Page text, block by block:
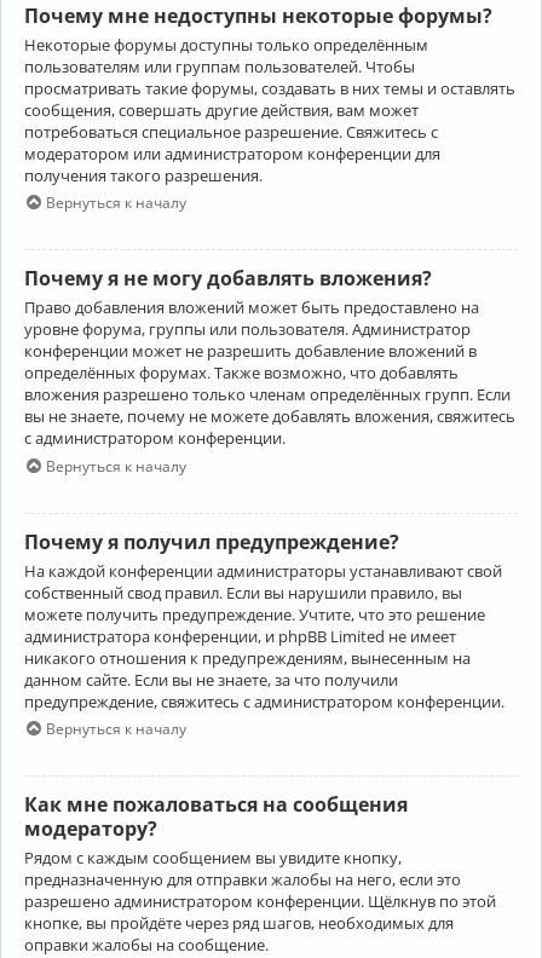
Почему мне недоступны некоторые форумы?
Некоторые форумы доступны только определённым
пользователям или группам пользователей. Чтобы
просматривать такие форумы, создавать в них темы и оставлять
сообщения, совершать другие действия, вам может
потребоваться специальное разрешение. Свяжитесь с
модератором или администратором конференции для
получения такого разрешения.
Вернуться к началу
Почему я не могу добавлять вложения?
Право добавления вложений может быть предоставлено на
уровне форума, группы или пользователя. Администратор
конференции может не разрешить добавление вложений в
определённых форумах. Также возможно, что добавлять
вложения разрешено только членам определённых групп. Если
вы не знаете, почему не можете добавлять вложения, свяжитесь
с администратором конференции.
Вернуться к началу
Почему я получил предупреждение?
На каждой конференции администраторы устанавливают свой
собственный свод правил. Если вы нарушили правило, вы
можете получить предупреждение. Учтите, что это решение
администратора конференции, и phpBB Limited не имеет
никакого отношения к предупреждениям, вынесенным на
данном сайте. Если вы не знаете, за что получили
предупреждение, свяжитесь с администратором конференции.
Вернуться к началу
Как мне пожаловаться на сообщения
модератору?
Рядом с каждым сообщением вы увидите кнопку,
предназначенную для отправки жалобы на него, если это
разрешено администратором конференции. Щёлкнув по этой
кнопке, вы пройдёте через ряд шагов, необходимых для
оправки жалобы на сообщение.